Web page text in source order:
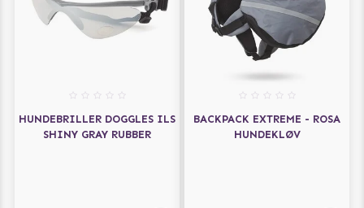
HUNDEBRILLER DOGGLES ILS
SHINY GRAY RUBBER
BACKPACK EXTREME - ROSA
HUNDEKLØV